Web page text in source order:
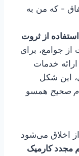
- که من به
استفاده از ثروت
جوامع، برای
خدمات
این شکل
صحیح همسو
از اخلاق می‌شود
مجدد کارمیک